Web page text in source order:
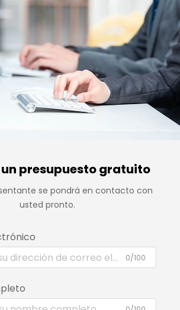
presupuesto gratuito
se pondrá en contacto con
usted pronto.
0/100